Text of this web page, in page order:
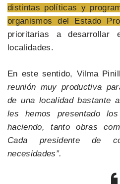
distintas políticas y
organismos del Estado
prioritarias a desarrollar
localidades.
En este sentido, Vilma
reunión muy productiva
de una localidad bastante
les hemos presentado
haciendo, tanto obras
Cada presidente de
necesidades”.